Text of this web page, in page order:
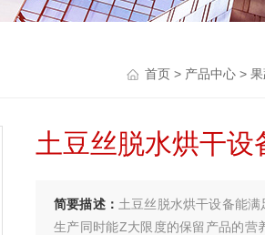
首页 > 产品中心 >
土豆丝脱水烘干设
简要描述： 土豆丝脱水烘干设备能
生产同时能Z大限度的保留产品的营